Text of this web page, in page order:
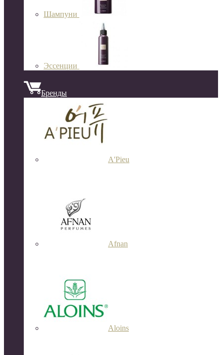
Шампуни
Эссенции
Бренды
A'Pieu
Afnan
Aloins